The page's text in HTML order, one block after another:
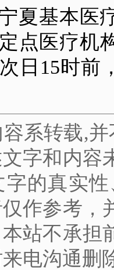
基本医疗
点医疗机
日15时前
系转载,
字和内容
字的真实
作参考，
站不承担
电沟通删